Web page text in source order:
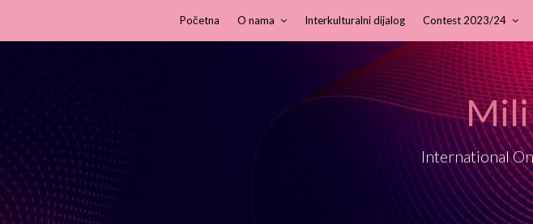
Početna O nama Interkulturalni dijalog Contest 2023/24
International